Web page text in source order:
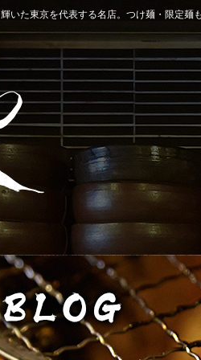
いた東京を代表する名店。つけ麺・限定麺